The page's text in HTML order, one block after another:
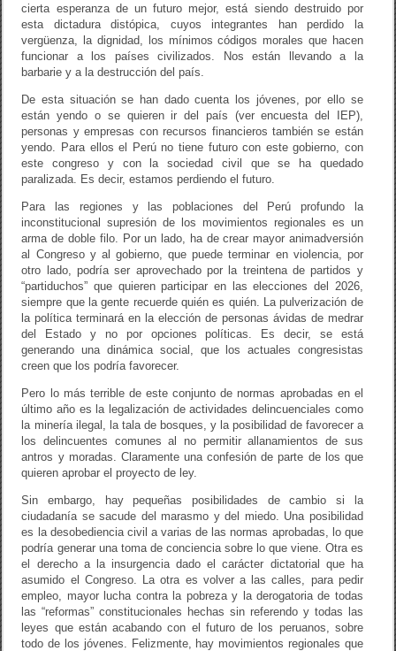
cierta esperanza de un futuro mejor, está siendo destruido por
esta dictadura distópica, cuyos integrantes han perdido la
vergüenza, la dignidad, los mínimos códigos morales que hacen
funcionar a los países civilizados. Nos están llevando a la
barbarie y a la destrucción del país.
De esta situación se han dado cuenta los jóvenes, por ello se
están yendo o se quieren ir del país (ver encuesta del IEP),
personas y empresas con recursos financieros también se están
yendo. Para ellos el Perú no tiene futuro con este gobierno, con
este congreso y con la sociedad civil que se ha quedado
paralizada. Es decir, estamos perdiendo el futuro.
Para las regiones y las poblaciones del Perú profundo la
inconstitucional supresión de los movimientos regionales es un
arma de doble filo. Por un lado, ha de crear mayor animadversión
al Congreso y al gobierno, que puede terminar en violencia, por
otro lado, podría ser aprovechado por la treintena de partidos y
“partiduchos” que quieren participar en las elecciones del 2026,
siempre que la gente recuerde quién es quién. La pulverización de
la política terminará en la elección de personas ávidas de medrar
del Estado y no por opciones políticas. Es decir, se está
generando una dinámica social, que los actuales congresistas
creen que los podría favorecer.
Pero lo más terrible de este conjunto de normas aprobadas en el
último año es la legalización de actividades delincuenciales como
la minería ilegal, la tala de bosques, y la posibilidad de favorecer a
los delincuentes comunes al no permitir allanamientos de sus
antros y moradas. Claramente una confesión de parte de los que
quieren aprobar el proyecto de ley.
Sin embargo, hay pequeñas posibilidades de cambio si la
ciudadanía se sacude del marasmo y del miedo. Una posibilidad
es la desobediencia civil a varias de las normas aprobadas, lo que
podría generar una toma de conciencia sobre lo que viene. Otra es
el derecho a la insurgencia dado el carácter dictatorial que ha
asumido el Congreso. La otra es volver a las calles, para pedir
empleo, mayor lucha contra la pobreza y la derogatoria de todas
las “reformas” constitucionales hechas sin referendo y todas las
leyes que están acabando con el futuro de los peruanos, sobre
todo de los jóvenes. Felizmente, hay movimientos regionales que